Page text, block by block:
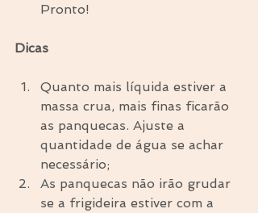
Pronto!
Dicas
Quanto mais líquida estiver a
massa crua, mais finas ficarão
as panquecas. Ajuste a
quantidade de água se achar
necessário;
As panquecas não irão grudar
se a frigideira estiver com a